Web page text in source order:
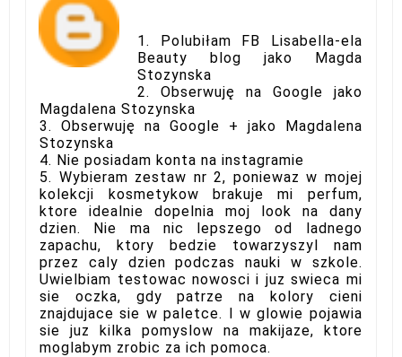
1. Polubiłam FB Lisabella-ela
Beauty blog jako Magda
Stozynska
2. Obserwuję na Google jako
Magdalena Stozynska
3. Obserwuję na Google + jako Magdalena
Stozynska
4. Nie posiadam konta na instagramie
5. Wybieram zestaw nr 2, poniewaz w mojej
kolekcji kosmetykow brakuje mi perfum,
ktore idealnie dopelnia moj look na dany
dzien. Nie ma nic lepszego od ladnego
zapachu, ktory bedzie towarzyszyl nam
przez caly dzien podczas nauki w szkole.
Uwielbiam testowac nowosci i juz swieca mi
sie oczka, gdy patrze na kolory cieni
znajdujace sie w paletce. I w glowie pojawia
sie juz kilka pomyslow na makijaze, ktore
moglabym zrobic za ich pomoca.